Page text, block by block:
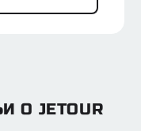
О JETOUR